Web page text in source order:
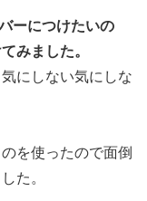
ーにつけたいの
みました。
にしない気にしな
を使ったので面倒
た。